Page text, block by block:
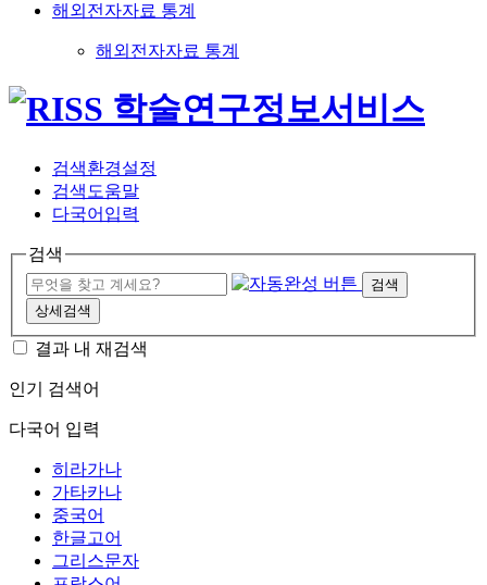
해외전자자료 통계
해외전자자료 통계
검색환경설정
검색도움말
다국어입력
검색
검색
상세검색
결과 내 재검색
인기 검색어
다국어 입력
히라가나
가타카나
중국어
한글고어
그리스문자